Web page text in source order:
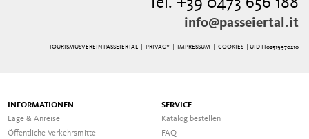
info@passeiertal.it
TOURISMUSVEREIN PASSEIERTAL | PRIVACY| IMPRESSUM| COOKIES | UID IT02519970210
INFORMATIONEN
Lage & Anreise
Öffentliche Verkehrsmittel
SERVICE
Katalog bestellen
FAQ